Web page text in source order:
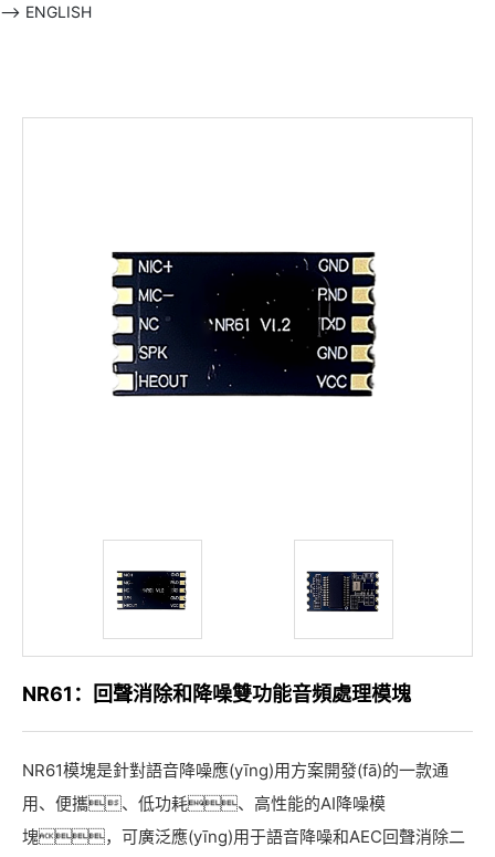
--> ENGLISH
NR61：回聲消除和降噪雙功能音頻處理模塊
NR61模塊是針對語音降噪應(yīng)用方案開發(fā)的一款通
用、便攜、低功耗、高性能的AI降噪模
塊，可廣泛應(yīng)用于語音降噪和AEC回聲消除二